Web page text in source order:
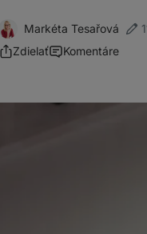
Markéta Tesařová
Zdielať
Komentáre